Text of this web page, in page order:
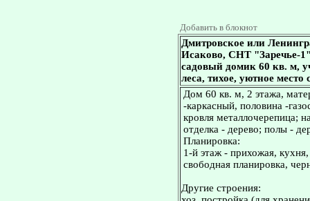
Добавить в блокнот
Дмитровское или
Исаково, СНТ "Заречье-
садовый домик 60 кв. м,
леса, тихое, уютное место
Дом 60 кв. м, 2 этажа,
-каркасный, половина -
кровля металлочерепица;
отделка - дерево; полы -
Планировка:
1-й этаж - прихожая,
свободная планировка,
Другие строения: